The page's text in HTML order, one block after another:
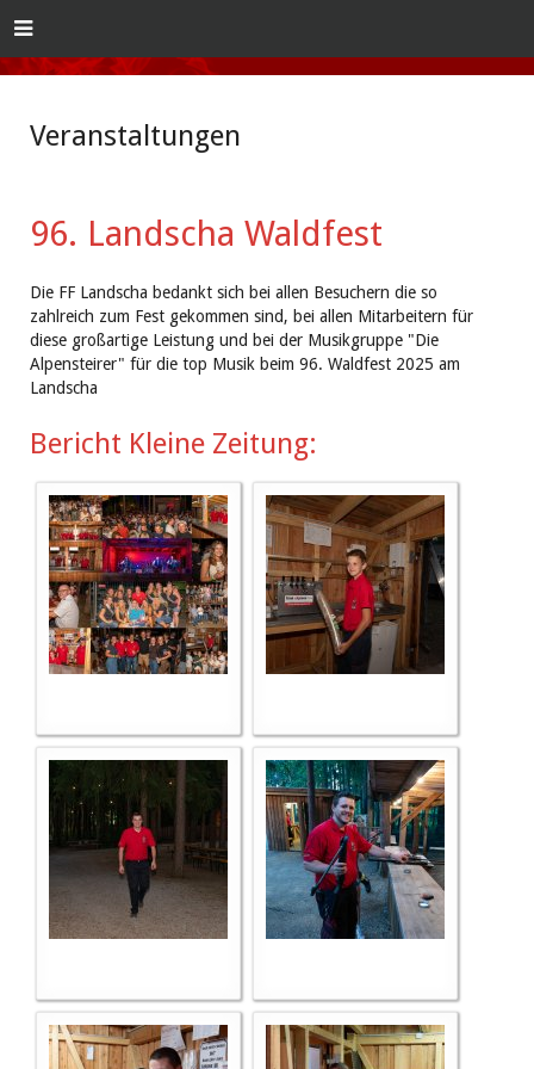
Veranstaltungen
96. Landscha Waldfest
Die FF Landscha bedankt sich bei allen Besuchern die so
zahlreich zum Fest gekommen sind, bei allen Mitarbeitern für
diese großartige Leistung und bei der Musikgruppe "Die
Alpensteirer" für die top Musik beim 96. Waldfest 2025 am
Landscha
Bericht Kleine Zeitung: